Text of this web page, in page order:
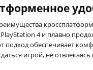
4 и плавно
подход обеспечивает
игрой, не